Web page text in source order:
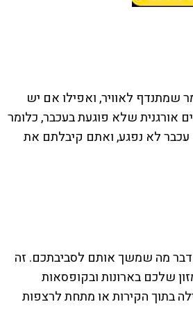
שמתנדף לאוויר, ואפילו אם יש
אורגנית שלא פוגעת בעכבר, כלומר
עכבר לא נפגע, ואתם קיבלתם את
דבר מה שמשך אותם לסביבתכם. זה
שלכם בארונות ובקופסאות
בתוך הקירות או מתחת לרצפות